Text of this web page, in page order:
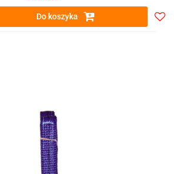
Do koszyka